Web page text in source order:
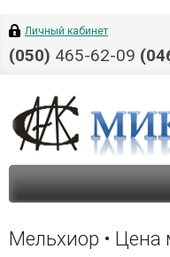
Личный кабинет
(050) 465-62-09
Мельхиор • Цена